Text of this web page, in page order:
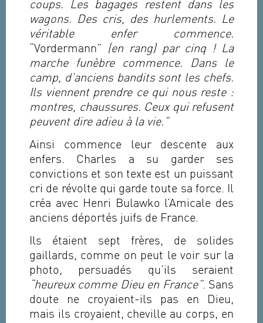
coups. Les bagages restent dans les
wagons. Des cris, des hurlements. Le
véritable enfer commence.
“Vordermann”
(en rang) par cinq ! La
marche funèbre commence. Dans le
camp, d’anciens bandits sont les chefs.
Ils viennent prendre ce qui nous reste :
montres, chaussures. Ceux qui refusent
peuvent dire adieu à la vie.”
Ainsi commence leur descente aux
enfers. Charles a su garder ses
convictions et son texte est un puissant
cri de révolte qui garde toute sa force. Il
créa avec Henri Bulawko l’Amicale des
anciens déportés juifs de France.
Ils étaient sept frères, de solides
gaillards, comme on peut le voir sur la
photo, persuadés qu’ils seraient
“heureux comme Dieu en France” . Sans
doute ne croyaient-ils pas en Dieu,
mais ils croyaient, cheville au corps, en